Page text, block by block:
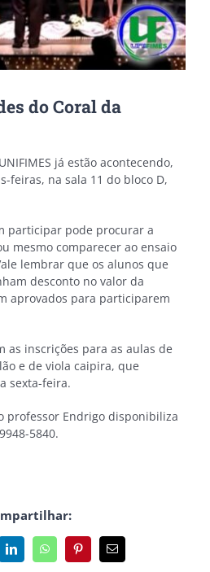
do Coral da
já estão acontecendo,
feiras, na sala 11 do bloco D,
participar pode procurar a
mesmo comparecer ao ensaio
lembrar que os alunos que
desconto no valor da
aprovados para participarem
as inscrições para as aulas de
e de viola caipira, que
sexta-feira.
professor Endrigo disponibiliza
5840.
LinkedInWhatsAppPinterest
E-
mail